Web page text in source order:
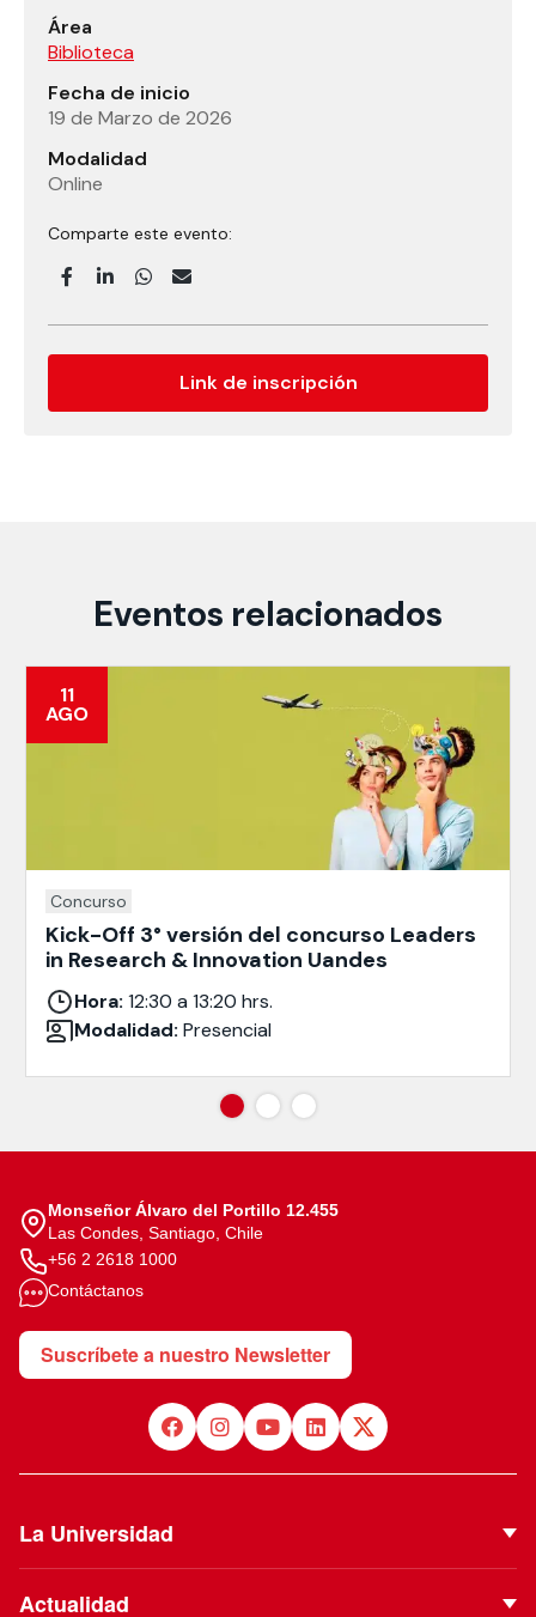
Área
Biblioteca
Fecha de inicio
19 de Marzo de 2026
Modalidad
Online
Comparte este evento:
Link de inscripción
Eventos relacionados
11
AGO
Concurso
Kick-Off 3° versión del concurso Leaders
in Research & Innovation Uandes
Hora: 12:30 a 13:20 hrs.
Modalidad: Presencial
Monseñor Álvaro del Portillo 12.455
Las Condes, Santiago, Chile
+56 2 2618 1000
Contáctanos
Suscríbete a nuestro Newsletter
La Universidad
Actualidad